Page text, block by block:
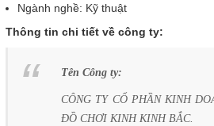
Ngành nghề: Kỹ thuật
Thông tin chi tiết về công ty:
Tên Công ty:
CÔNG TY CỔ PHẦN KINH
ĐỒ CHƠI KINH KINH BẮC.